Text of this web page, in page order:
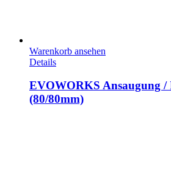
Warenkorb ansehen
Details
EVOWORKS Ansaugung
(80/80mm)